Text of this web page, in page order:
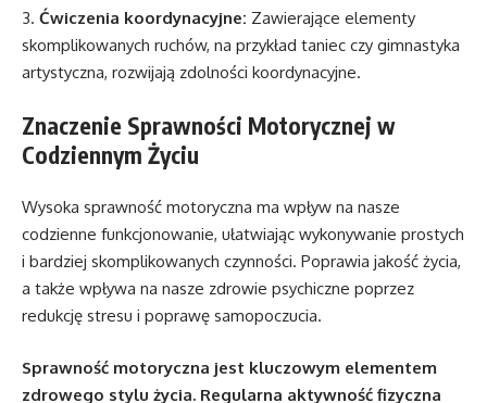
3. Ćwiczenia koordynacyjne: Zawierające elementy
skomplikowanych ruchów, na przykład taniec czy gimnastyka
artystyczna, rozwijają zdolności koordynacyjne.
Znaczenie Sprawności Motorycznej w
Codziennym Życiu
Wysoka sprawność motoryczna ma wpływ na nasze
codzienne funkcjonowanie, ułatwiając wykonywanie prostych
i bardziej skomplikowanych czynności. Poprawia jakość życia,
a także wpływa na nasze zdrowie psychiczne poprzez
redukcję stresu i poprawę samopoczucia.
Sprawność motoryczna jest kluczowym elementem
zdrowego stylu życia. Regularna aktywność fizyczna